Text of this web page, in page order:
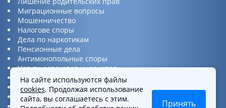
Миграционные вопросы
Мошенничество
Налогове споры
Дела по наркотикам
Пенсионные дела
Антимонопольные споры
Услуги адвокатов и юристов
Юридическая консультация
Споры по ДТП
Защита прав потребителей
На сайте используются файлы
cookies. Продолжая использование
сайта, вы соглашаетесь с этим.
Принять